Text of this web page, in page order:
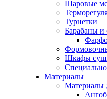
Шаровые
Турнетки
Барабаны и
Шкафы
Материалы
Материалы